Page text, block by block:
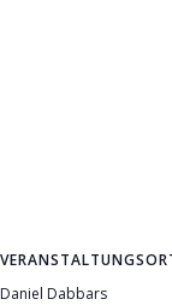
Daniel Dabbars